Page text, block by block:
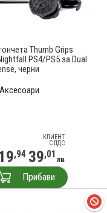
Thumb Grips
PS4/PS5 за Dual
черни
Аксесоари
КЛИЕНТ
С ДДС
,94 39,01 лв
Прибави